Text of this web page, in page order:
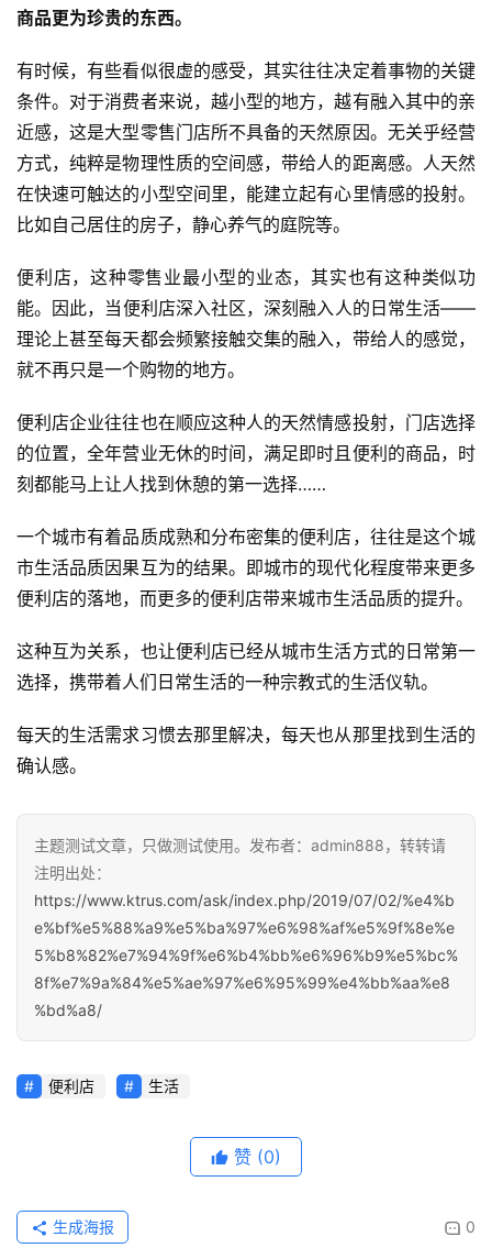
商品更为珍贵的东西。
有时候，有些看似很虚的感受，其实往往决定着事物的关键
条件。对于消费者来说，越小型的地方，越有融入其中的亲
近感，这是大型零售门店所不具备的天然原因。无关乎经营
方式，纯粹是物理性质的空间感，带给人的距离感。人天然
在快速可触达的小型空间里，能建立起有心里情感的投射。
比如自己居住的房子，静心养气的庭院等。
便利店，这种零售业最小型的业态，其实也有这种类似功
能。因此，当便利店深入社区，深刻融入人的日常生活——
理论上甚至每天都会频繁接触交集的融入，带给人的感觉，
就不再只是一个购物的地方。
便利店企业往往也在顺应这种人的天然情感投射，门店选择
的位置，全年营业无休的时间，满足即时且便利的商品，时
刻都能马上让人找到休憩的第一选择……
一个城市有着品质成熟和分布密集的便利店，往往是这个城
市生活品质因果互为的结果。即城市的现代化程度带来更多
便利店的落地，而更多的便利店带来城市生活品质的提升。
这种互为关系，也让便利店已经从城市生活方式的日常第一
选择，携带着人们日常生活的一种宗教式的生活仪轨。
每天的生活需求习惯去那里解决，每天也从那里找到生活的
确认感。
主题测试文章，只做测试使用。发布者：admin888，转转请
注明出处：
https://www.ktrus.com/ask/index.php/2019/07/02/%e4%b
e%bf%e5%88%a9%e5%ba%97%e6%98%af%e5%9f%8e%e
5%b8%82%e7%94%9f%e6%b4%bb%e6%96%b9%e5%bc%
8f%e7%9a%84%e5%ae%97%e6%95%99%e4%bb%aa%e8
%bd%a8/
便利店 生活
赞 (0)
0
生成海报